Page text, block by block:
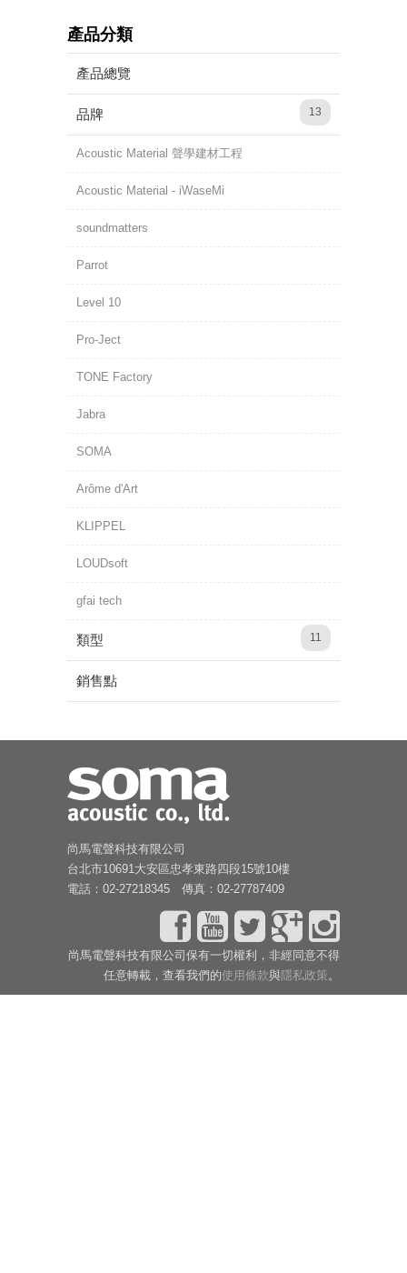
產品分類
產品總覽
品牌 13
Acoustic Material 聲學建材工程
Acoustic Material - iWaseMi
soundmatters
Parrot
Level 10
Pro-Ject
TONE Factory
Jabra
SOMA
Arôme d'Art
KLIPPEL
LOUDsoft
gfai tech
類型 11
銷售點
尚馬電聲科技有限公司
台北市10691大安區忠孝東路四段15號10樓
電話：02-27218345 傳真：02-27787409
尚馬電聲科技有限公司保有一切權利，非經同意不得
任意轉載，查看我們的使用條款與隱私政策 。